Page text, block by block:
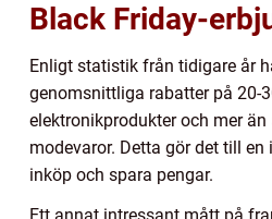
Black Friday-
Enligt statistik från tidigare år
genomsnittliga rabatter på 20-
elektronikprodukter och mer än
modevaror. Detta gör det till
inköp och spara pengar.